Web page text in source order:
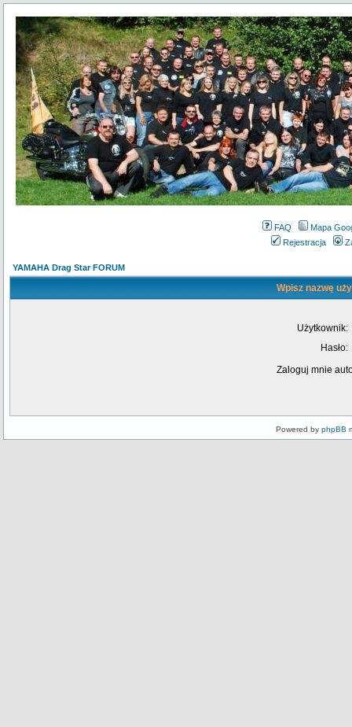
FAQ
Mapa
Rejestracja
YAMAHA Drag Star FORUM
Wpisz nazwę
Użytkownik:
Hasło:
Zaloguj mnie
Powered by phpBB